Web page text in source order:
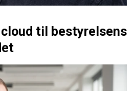
cloud til bestyrelsens